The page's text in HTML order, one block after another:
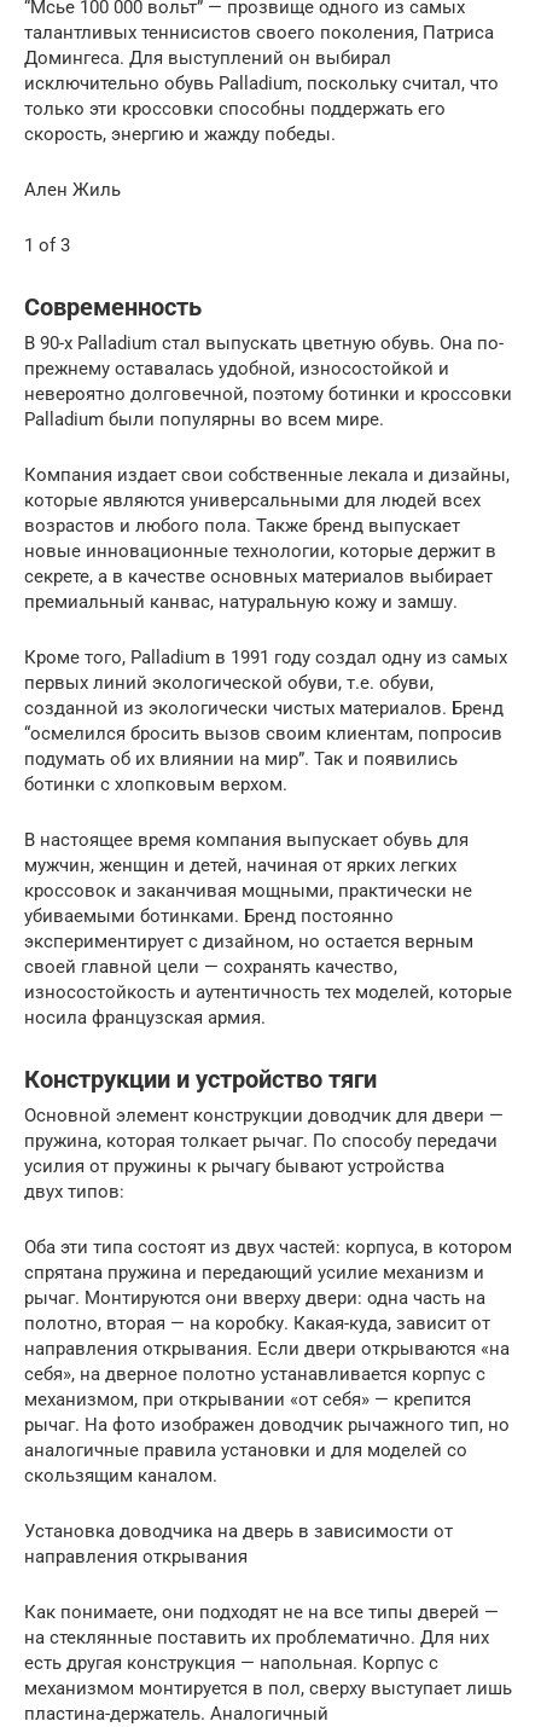
“Мсье 100 000 вольт” — прозвище одного из самых
талантливых теннисистов своего поколения, Патриса
Домингеса. Для выступлений он выбирал
исключительно обувь Palladium, поскольку считал, что
только эти кроссовки способны поддержать его
скорость, энергию и жажду победы.
Ален Жиль
1 of 3
Современность
В 90-х Palladium стал выпускать цветную обувь. Она по-
прежнему оставалась удобной, износостойкой и
невероятно долговечной, поэтому ботинки и кроссовки
Palladium были популярны во всем мире.
Компания издает свои собственные лекала и дизайны,
которые являются универсальными для людей всех
возрастов и любого пола. Также бренд выпускает
новые инновационные технологии, которые держит в
секрете, а в качестве основных материалов выбирает
премиальный канвас, натуральную кожу и замшу.
Кроме того, Palladium в 1991 году создал одну из самых
первых линий экологической обуви, т.е. обуви,
созданной из экологически чистых материалов. Бренд
“осмелился бросить вызов своим клиентам, попросив
подумать об их влиянии на мир”. Так и появились
ботинки с хлопковым верхом.
В настоящее время компания выпускает обувь для
мужчин, женщин и детей, начиная от ярких легких
кроссовок и заканчивая мощными, практически не
убиваемыми ботинками. Бренд постоянно
экспериментирует с дизайном, но остается верным
своей главной цели — сохранять качество,
износостойкость и аутентичность тех моделей, которые
носила французская армия.
Конструкции и устройство тяги
Основной элемент конструкции доводчик для двери —
пружина, которая толкает рычаг. По способу передачи
усилия от пружины к рычагу бывают устройства
двух типов:
Оба эти типа состоят из двух частей: корпуса, в котором
спрятана пружина и передающий усилие механизм и
рычаг. Монтируются они вверху двери: одна часть на
полотно, вторая — на коробку. Какая-куда, зависит от
направления открывания. Если двери открываются «на
себя», на дверное полотно устанавливается корпус с
механизмом, при открывании «от себя» — крепится
рычаг. На фото изображен доводчик рычажного тип, но
аналогичные правила установки и для моделей со
скользящим каналом.
Установка доводчика на дверь в зависимости от
направления открывания
Как понимаете, они подходят не на все типы дверей —
на стеклянные поставить их проблематично. Для них
есть другая конструкция — напольная. Корпус с
механизмом монтируется в пол, сверху выступает лишь
пластина-держатель. Аналогичный